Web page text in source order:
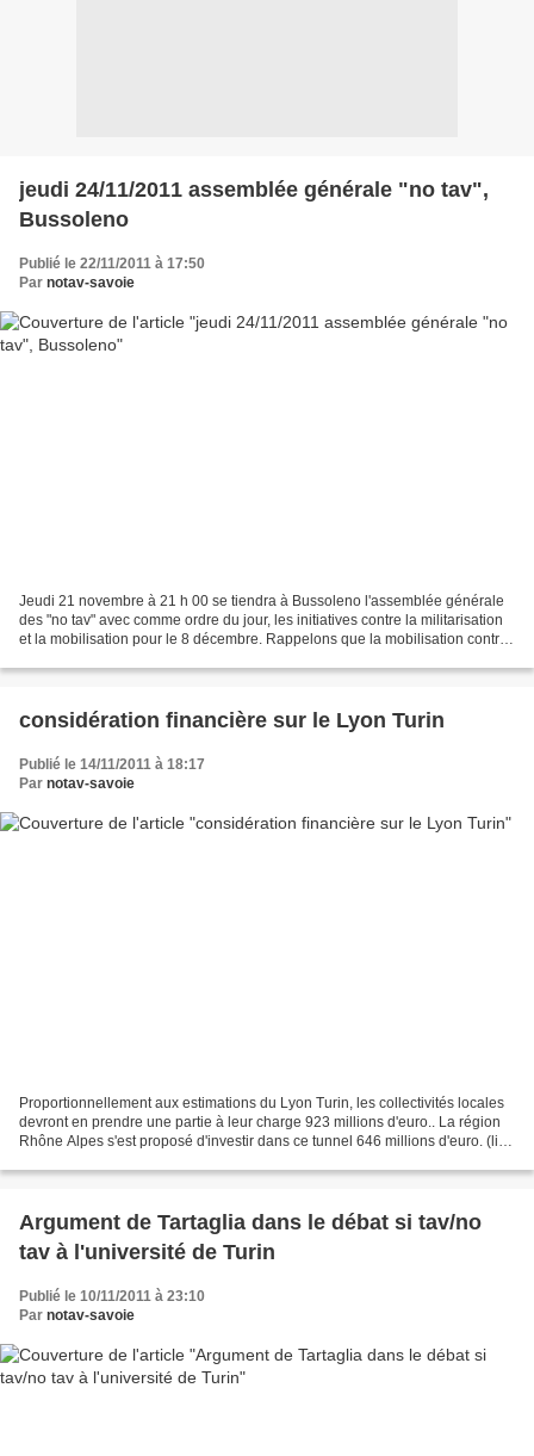
jeudi 24/11/2011 assemblée générale "no tav",
Bussoleno
Publié le 22/11/2011 à 17:50
Par notav-savoie
Jeudi 21 novembre à 21 h 00 se tiendra à Bussoleno l'assemblée générale
des "no tav" avec comme ordre du jour, les initiatives contre la militarisation
et la mobilisation pour le 8 décembre. Rappelons que la mobilisation contre
considération financière sur le Lyon Turin
Publié le 14/11/2011 à 18:17
Par notav-savoie
Proportionnellement aux estimations du Lyon Turin, les collectivités locales
devront en prendre une partie à leur charge 923 millions d'euro.. La région
Rhône Alpes s'est proposé d'investir dans ce tunnel 646 millions d'euro. (lien
Argument de Tartaglia dans le débat si tav/no
tav à l'université de Turin
Publié le 10/11/2011 à 23:10
Par notav-savoie